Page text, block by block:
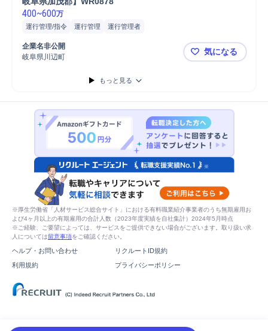
400~600万
運行管理/指令 運行管理 運行管理者
企業名非公開
岐阜県川辺町
【昭和51年
気になる
もっと見る
※厚生労働省「人材サービス総合サイト」における有料職業紹介事業者のうち無期雇用お
よび4ヶ月以上の有期雇用の合計人数（2023年度実績を自社集計）2024年5月時点
※ご経験、ご要望によっては、サービスをご提供できない場合がございます。取り扱い求
人については留意事項をご確認ください。
ヘルプ・お問い合わせ
リクルートID規約
利用規約
プライバシーポリシー